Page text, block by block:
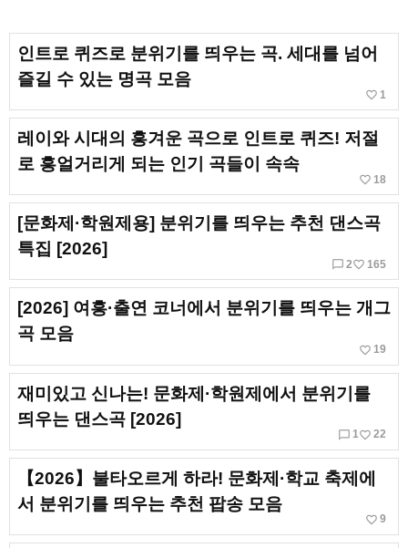
인트로 퀴즈로 분위기를 띄우는 곡. 세대를 넘어
즐길 수 있는 명곡 모음
favorite_border 1
레이와 시대의 흥겨운 곡으로 인트로 퀴즈! 저절
로 흥얼거리게 되는 인기 곡들이 속속
favorite_border 18
[문화제·학원제용] 분위기를 띄우는 추천 댄스곡
특집 [2026]
chat_bubble_outline 2favorite_border 165
[2026] 여흥·출연 코너에서 분위기를 띄우는 개그
곡 모음
favorite_border 19
재미있고 신나는! 문화제·학원제에서 분위기를
띄우는 댄스곡 [2026]
chat_bubble_outline 1 favorite_border 22
【2026】불타오르게 하라! 문화제·학교 축제에
서 분위기를 띄우는 추천 팝송 모음
favorite_border 9